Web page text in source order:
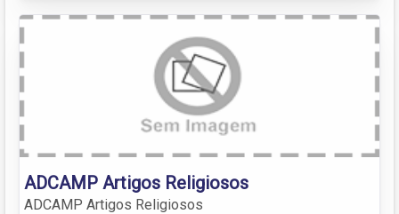
ADCAMP Artigos Religiosos
ADCAMP Artigos Religiosos